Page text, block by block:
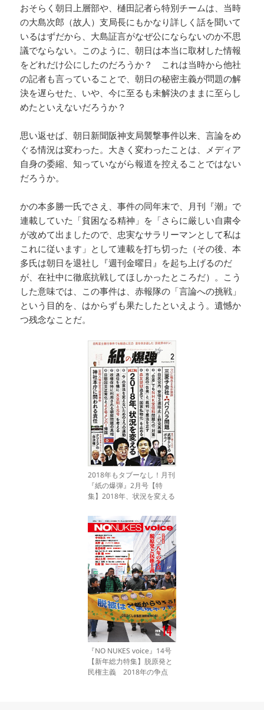
おそらく朝日上層部や、樋田記者ら特別チームは、当時
の大島次郎（故人）支局長にもかなり詳しく話を聞いて
いるはずだから、大島証言がなぜ公にならないのか不思
議でならない。このように、朝日は本当に取材した情報
をどれだけ公にしたのだろうか？ これは当時から他社
の記者も言っていることで、朝日の秘密主義が問題の解
決を遅らせた、いや、今に至るも未解決のままに至らし
めたといえないだろうか？
思い返せば、朝日新聞阪神支局襲撃事件以来、言論をめ
ぐる情況は変わった。大きく変わったことは、メディア
自身の委縮、知っていながら報道を控えることではない
だろうか。
かの本多勝一氏でさえ、事件の同年末で、月刊『潮』で
連載していた「貧困なる精神」を「さらに厳しい自粛令
が改めて出ましたので、忠実なサラリーマンとして私は
これに従います」として連載を打ち切った（その後、本
多氏は朝日を退社し『週刊金曜日』を起ち上げるのだ
が、在社中に徹底抗戦してほしかったところだ）。こう
した意味では、この事件は、赤報隊の「言論への挑戦」
という目的を、はからずも果たしたといえよう。遺憾か
つ残念なことだ。
2018年もタブーなし！月刊
『紙の爆弾』2月号【特
集】2018年、状況を変える
『NO NUKES voice』14号
【新年総力特集】脱原発と
民権主義 2018年の争点